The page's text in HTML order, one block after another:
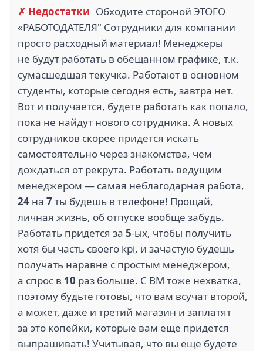
✗ Недостатки Обходите стороной ЭТОГО
«РАБОТОДАТЕЛЯ" Сотрудники для компании
просто расходный материал! Менеджеры
не будут работать в обещанном графике, т.к.
сумасшедшая текучка. Работают в основном
студенты, которые сегодня есть, завтра нет.
Вот и получается, будете работать как попало,
пока не найдут нового сотрудника. А новых
сотрудников скорее придется искать
самостоятельно через знакомства, чем
дождаться от рекрута. Работать ведущим
менеджером — самая неблагодарная работа,
24 на 7ты будешь в телефоне! Прощай,
личная жизнь, об отпуске вообще забудь.
Работать придется за 5-ых, чтобы получить
хотя бы часть своего kpi, и зачастую будешь
получать наравне с простым менеджером,
а спрос в 10 раз больше. С ВМ тоже нехватка,
поэтому будьте готовы, что вам всучат второй,
а может, даже и третий магазин и заплатят
за это копейки, которые вам еще придется
выпрашивать! Учитывая, что вы еще будете